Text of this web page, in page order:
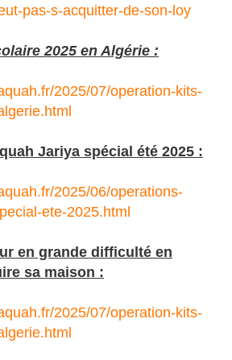
pas-s-acquitter-de-son-loy
2025 en Algérie :
2025/07/operation-kits-
Jariya spécial été 2025 :
2025/06/operations-
ete-2025.html
en grande difficulté en
sa maison :
2025/07/operation-kits-